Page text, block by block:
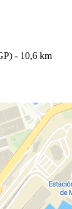
- 10,6 km